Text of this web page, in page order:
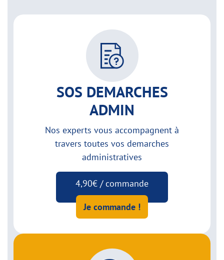
SOS DEMARCHES
ADMIN
Nos experts vous accompagnent à
travers toutes vos demarches
administratives
4,90€ / commande
Je commande !